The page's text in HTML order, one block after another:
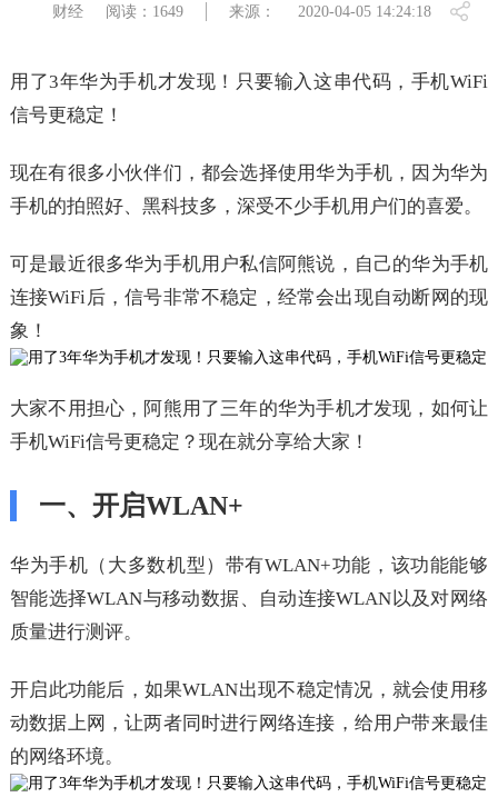
财经 阅读：1649 来源： 2020-04-05 14:24:18
用了3年华为手机才发现！只要输入这串代码，手机WiFi
信号更稳定！
现在有很多小伙伴们，都会选择使用华为手机，因为华为
手机的拍照好、黑科技多，深受不少手机用户们的喜爱。
可是最近很多华为手机用户私信阿熊说，自己的华为手机
连接WiFi后，信号非常不稳定，经常会出现自动断网的现
象！
大家不用担心，阿熊用了三年的华为手机才发现，如何让
手机WiFi信号更稳定？现在就分享给大家！
一、开启WLAN+
华为手机（大多数机型）带有WLAN+功能，该功能能够
智能选择WLAN与移动数据、自动连接WLAN以及对网络
质量进行测评。
开启此功能后，如果WLAN出现不稳定情况，就会使用移
动数据上网，让两者同时进行网络连接，给用户带来最佳
的网络环境。